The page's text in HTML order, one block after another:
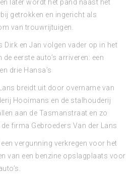
later wordt het pand naast het
getrokken en ingericht als
van trouwrijtuigen.
Dirk en Jan volgen vader op in het
de eerste auto’s arriveren: een
drie Hansa’s
breidt uit door overname van
Hooimans en de stalhouderij
aan de Tasmanstraat en zo
firma Gebroeders Van der Lans
vergunning verkregen voor het
van een benzine opslagplaats voor